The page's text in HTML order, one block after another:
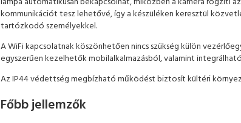
kommunikációt tesz lehetővé, így a készüléken keresztül
tartózkodó személyekkel.
A WiFi kapcsolatnak köszönhetően nincs szükség külön
egyszerűen kezelhetők mobilalkalmazásból, valamint
Az IP44 védettség megbízható működést biztosít kültéri
Főbb jellemzők